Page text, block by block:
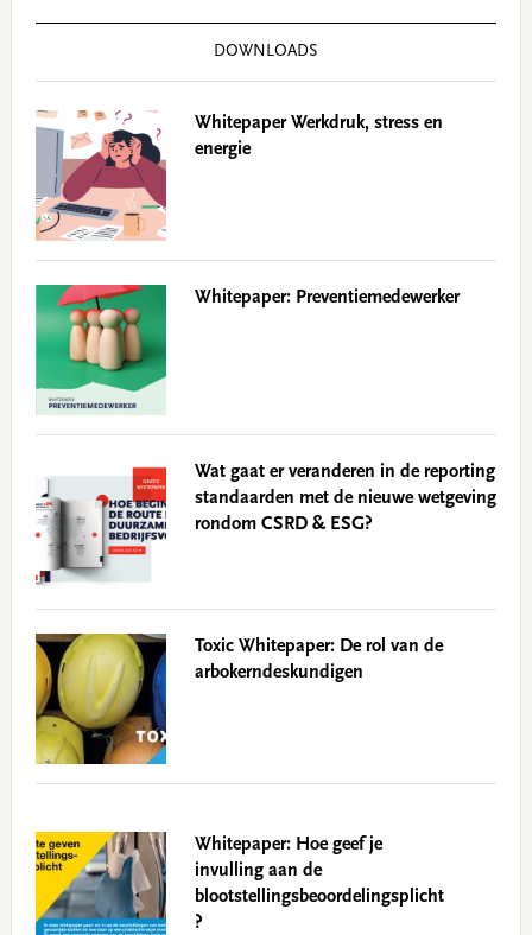
DOWNLOADS
Whitepaper Werkdruk, stress en
energie
Whitepaper: Preventiemedewerker
Wat gaat er veranderen in de reporting
standaarden met de nieuwe wetgeving
rondom CSRD & ESG?
Toxic Whitepaper: De rol van de
arbokerndeskundigen
Whitepaper: Hoe geef je
invulling aan de
blootstellingsbeoordelingsplicht
?